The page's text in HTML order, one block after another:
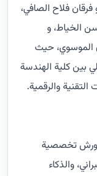
فلاح الصافي،
الخياط، و
الموسوي، حيث
بين كلية الهندسة
التقنية والرقمية.
وورش تخصصية
والذكاء